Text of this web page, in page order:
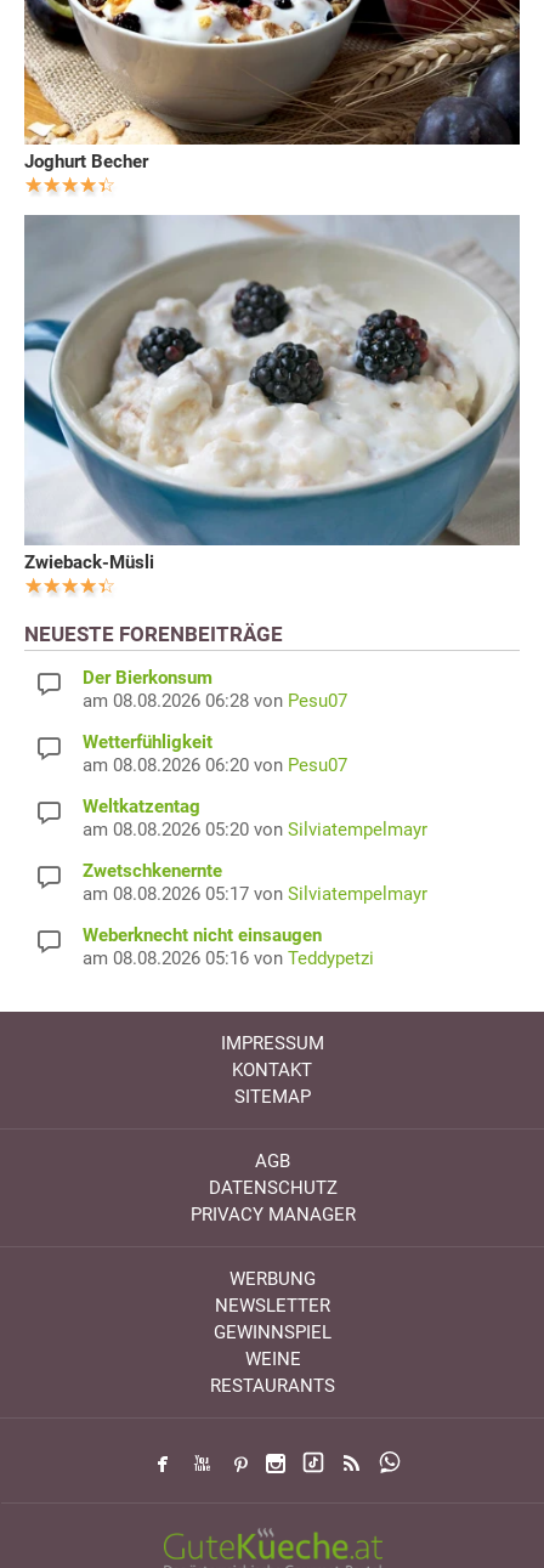
Joghurt Becher
Zwieback-Müsli
NEUESTE FORENBEITRÄGE
Der Bierkonsum
am 08.08.2026 06:28 von Pesu07
Wetterfühligkeit
am 08.08.2026 06:20 von Pesu07
Weltkatzentag
am 08.08.2026 05:20 von Silviatempelmayr
Zwetschkenernte
am 08.08.2026 05:17 von Silviatempelmayr
Weberknecht nicht einsaugen
am 08.08.2026 05:16 von Teddypetzi
IMPRESSUM
KONTAKT
SITEMAP
AGB
DATENSCHUTZ
PRIVACY MANAGER
WERBUNG
NEWSLETTER
GEWINNSPIEL
WEINE
RESTAURANTS